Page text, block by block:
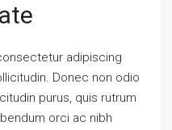
adipiscing
Donec non odio
purus, quis rutrum
orci ac nibh